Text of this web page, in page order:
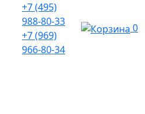
+7 (495)
988-80-33
+7 (969)
966-80-34
0